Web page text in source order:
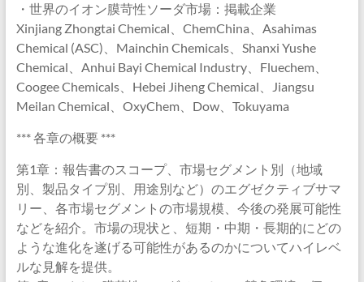
・世界のイオン膜苛性ソーダ市場：掲載企業
Xinjiang Zhongtai Chemical、ChemChina、Asahimas
Chemical (ASC)、Mainchin Chemicals、Shanxi Yushe
Chemical、Anhui Bayi Chemical Industry、Fluechem、
Coogee Chemicals、Hebei Jiheng Chemical、Jiangsu
Meilan Chemical、OxyChem、Dow、Tokuyama
*** 各章の概要 ***
第1章：報告書のスコープ、市場セグメント別（地域
別、製品タイプ別、用途別など）のエグゼクティブサマ
リー、各市場セグメントの市場規模、今後の発展可能性
などを紹介。市場の現状と、短期・中期・長期的にどの
ような進化を遂げる可能性があるのかについてハイレベ
ルな見解を提供。